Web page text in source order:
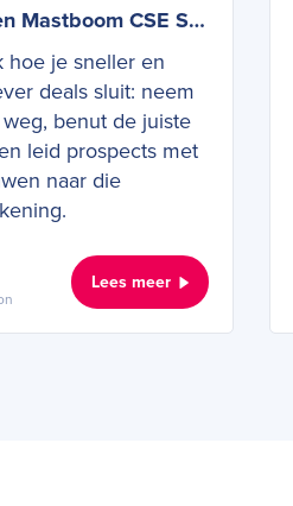
Ben Mastboom CSE SCPS
hoe je sneller en
deals sluit: neem
benut de juiste
leid prospects met
naar die
Lees meer